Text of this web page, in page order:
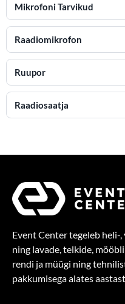
Mikrofoni Tarvikud
Raadiomikrofon
Ruupor
Raadiosaatja
Event Center tegeleb heli-
ning lavade, telkide,
rendi ja müügi ning
pakkumisega alates